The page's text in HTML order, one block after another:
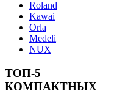
Roland
Kawai
Orla
Medeli
NUX
ТОП-5
КОМПАКТНЫХ